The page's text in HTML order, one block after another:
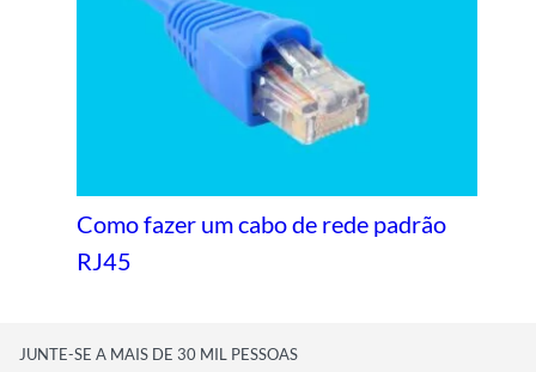
Como fazer um cabo de rede padrão
RJ45
JUNTE-SE A MAIS DE 30 MIL PESSOAS